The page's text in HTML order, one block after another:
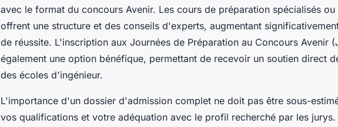
avec le format du concours Avenir. Les cours de préparation spécialisés ou
offrent une structure et des conseils d'experts, augmentant
de réussite. L'inscription aux Journées de Préparation au Concours Avenir
également une option bénéfique, permettant de recevoir un soutien direct
des écoles d'ingénieur.
L'importance d'un dossier d'admission complet ne doit pas être sous-
vos qualifications et votre adéquation avec le profil recherché par les jurys.